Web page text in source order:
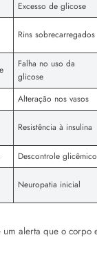
Excesso de glicose
Rins sobrecarregados
Falha no uso da
glicose
Alteração nos vasos
Resistência à insulina
Descontrole glicêmico
Neuropatia inicial
um alerta que o